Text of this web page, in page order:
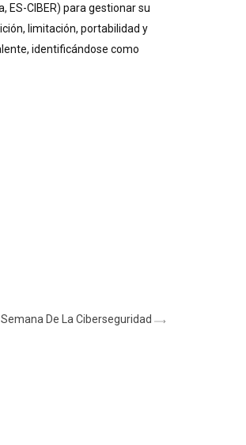
ES-CIBER) para gestionar su
limitación, portabilidad y
identificándose como
De La Ciberseguridad